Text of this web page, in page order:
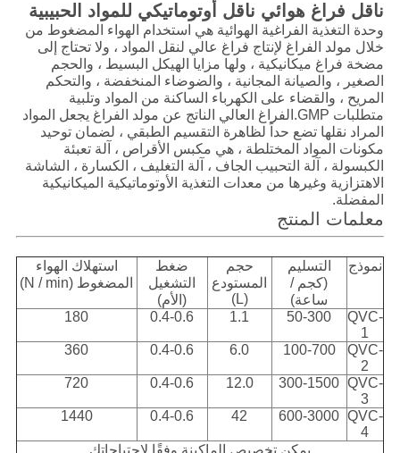
ناقل فراغ هوائي ناقل أوتوماتيكي للمواد الحبيبية
وحدة التغذية الفراغية الهوائية هي استخدام الهواء المضغوط من
خلال مولد الفراغ لإنتاج فراغ عالي لنقل المواد ، ولا تحتاج إلى
مضخة فراغ ميكانيكية ، ولها مزايا الهيكل البسيط ، والحجم
الصغير ، والصيانة المجانية ، والضوضاء المنخفضة ، والتحكم
المريح ، والقضاء على الكهرباء الساكنة من المواد وتلبية
متطلبات GMP.الفراغ العالي الناتج عن مولد الفراغ يجعل المواد
المراد نقلها تضع حداً لظاهرة التقسيم الطبقي ، لضمان توحيد
مكونات المواد المختلطة ، هي مكبس الأقراص ، آلة تعبئة
الكبسولة ، آلة التحبيب الجاف ، آلة التغليف ، الكسارة ، الشاشة
الاهتزازية وغيرها من معدات التغذية الأوتوماتيكية الميكانيكية
المفضلة.
معلمات المنتج
نموذج
التسليم
(كجم /
ساعة)
حجم
المستودع
(L)
ضغط
التشغيل
(الأم)
استهلاك الهواء
المضغوط (N / min)
QVC-
1
50-300
1.1
0.4-0.6
180
QVC-
2
100-700
6.0
0.4-0.6
360
QVC-
3
300-1500
12.0
0.4-0.6
720
QVC-
4
600-3000
42
0.4-0.6
1440